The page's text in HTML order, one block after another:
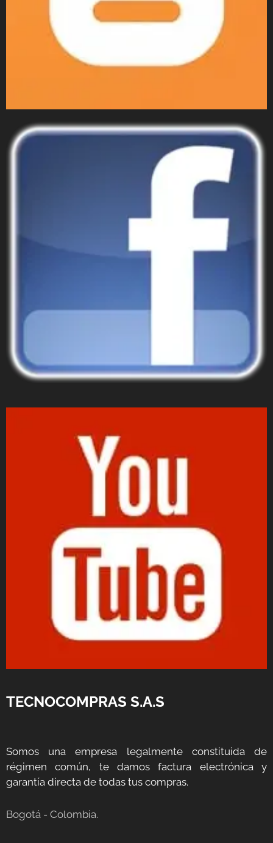
TECNOCOMPRAS S.A.S
Somos una empresa legalmente constituida de
régimen común, te damos factura electrónica y
garantía directa de todas tus compras.
Bogotá - Colombia.